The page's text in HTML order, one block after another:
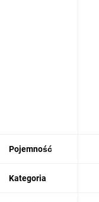
Pojemność
Kategoria